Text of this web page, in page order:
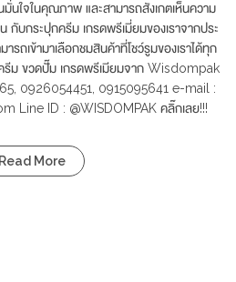
มั่นใจในคุณภาพ และสามารถสังเกตเห็นความ
กับกระปุกครีม เกรดพรีเมี่ยมของเราจากประ
ารถเข้ามาเลือกชมสินค้าที่โชว์รูมของเราได้ทุก
รีม ขวดปั๊ม เกรดพรีเมียมจาก Wisdompak
0926054451, 0915095641 e-mail :
Line ID : @WISDOMPAK คลิ๊กเลย!!!
Read More